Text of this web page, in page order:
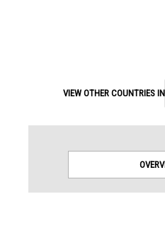
VIEW OTHER COUNTRIES IN